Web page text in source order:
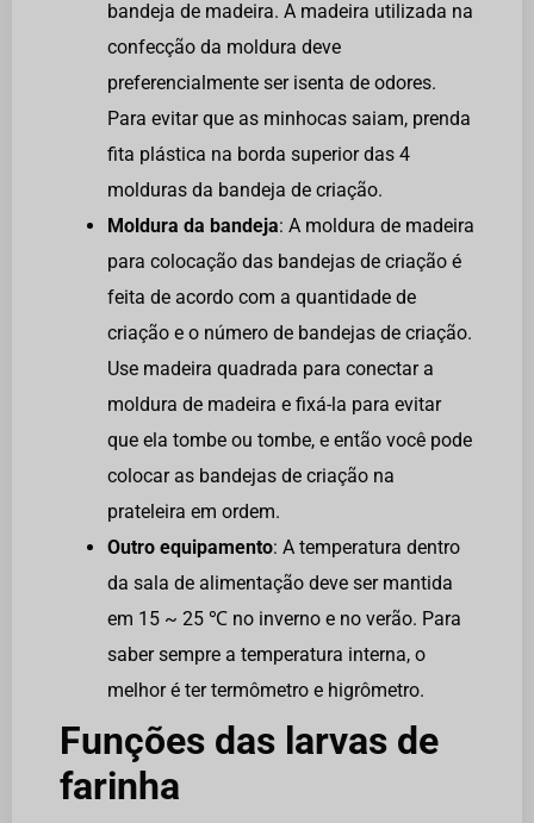
bandeja de madeira. A madeira utilizada na
confecção da moldura deve
preferencialmente ser isenta de odores.
Para evitar que as minhocas saiam, prenda
fita plástica na borda superior das 4
molduras da bandeja de criação.
Moldura da bandeja: A moldura de madeira
para colocação das bandejas de criação é
feita de acordo com a quantidade de
criação e o número de bandejas de criação.
Use madeira quadrada para conectar a
moldura de madeira e fixá-la para evitar
que ela tombe ou tombe, e então você pode
colocar as bandejas de criação na
prateleira em ordem.
Outro equipamento: A temperatura dentro
da sala de alimentação deve ser mantida
em 15 ~ 25 ℃ no inverno e no verão. Para
saber sempre a temperatura interna, o
melhor é ter termômetro e higrômetro.
Funções das larvas de
farinha